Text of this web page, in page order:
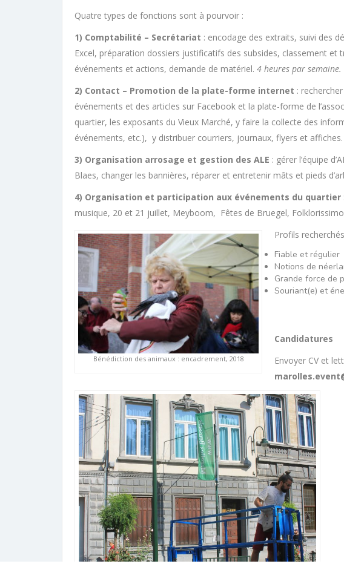
Quatre types de fonctions sont à pourvoir :
1) Comptabilité – Secrétariat : encodage des extraits, suivi des
Excel, préparation dossiers justificatifs des subsides, classement et
événements et actions, demande de matériel. 4 heures par semaine.
2) Contact – Promotion de la plate-forme internet :
événements et des articles sur Facebook et la plate-forme de
quartier, les exposants du Vieux Marché, y faire la collecte des
événements, etc.), y distribuer courriers, journaux, flyers et affiches.
3) Organisation arrosage et gestion des ALE : gérer l’équipe
Blaes, changer les bannières, réparer et entretenir mâts et pieds
4) Organisation et participation aux événements du quartier
musique, 20 et 21 juillet, Meyboom, Fêtes de Bruegel,
Bénédiction des animaux : encadrement, 2018
Profils
Fiable et régulier
Notions de
Grande force de
Souriant(e) et
Candidatures
Envoyer CV et